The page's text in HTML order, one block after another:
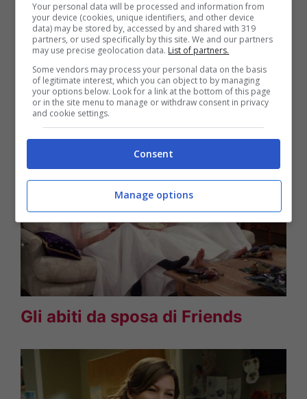
L'abito da sposa di Phoebe in
Friends
Gli abiti da sposa di Friends
Your personal data will be processed and information from
your device (cookies, unique identifiers, and other device
data) may be stored by, accessed by and shared with 319
partners, or used specifically by this site. We and our partners
may use precise geolocation data. List of partners.
Some vendors may process your personal data on the basis
of legitimate interest, which you can object to by managing
your options below. Look for a link at the bottom of this page
or in the site menu to manage or withdraw consent in privacy
and cookie settings.
Consent
Manage options